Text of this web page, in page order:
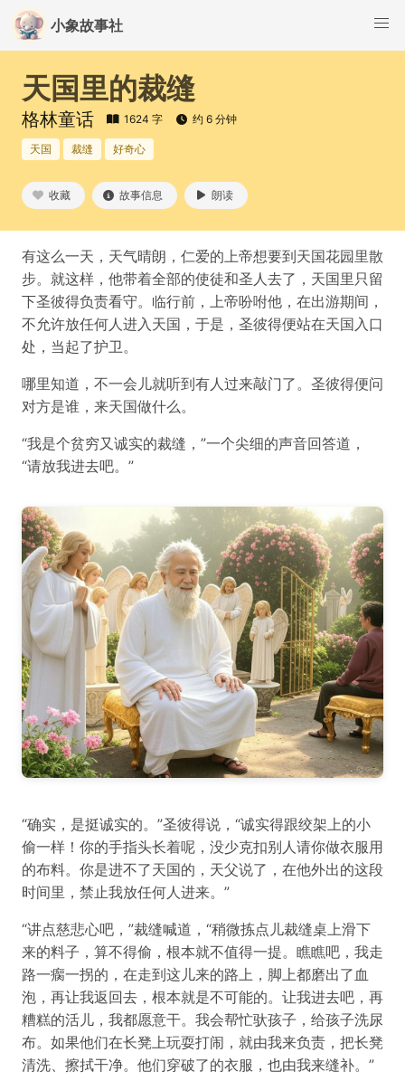
小象故事社
天国里的裁缝
格林童话 1624 字 约 6 分钟
天国 裁缝 好奇心
收藏 故事信息 朗读
有这么一天，天气晴朗，仁爱的上帝想要到天国花园里散
步。就这样，他带着全部的使徒和圣人去了，天国里只留
下圣彼得负责看守。临行前，上帝吩咐他，在出游期间，
不允许放任何人进入天国，于是，圣彼得便站在天国入口
处，当起了护卫。
哪里知道，不一会儿就听到有人过来敲门了。圣彼得便问
对方是谁，来天国做什么。
“我是个贫穷又诚实的裁缝，”一个尖细的声音回答道，
“请放我进去吧。”
“确实，是挺诚实的。”圣彼得说，“诚实得跟绞架上的小
偷一样！你的手指头长着呢，没少克扣别人请你做衣服用
的布料。你是进不了天国的，天父说了，在他外出的这段
时间里，禁止我放任何人进来。”
“讲点慈悲心吧，”裁缝喊道，“稍微拣点儿裁缝桌上滑下
来的料子，算不得偷，根本就不值得一提。瞧瞧吧，我走
路一瘸一拐的，在走到这儿来的路上，脚上都磨出了血
泡，再让我返回去，根本就是不可能的。让我进去吧，再
糟糕的活儿，我都愿意干。我会帮忙驮孩子，给孩子洗尿
布。如果他们在长凳上玩耍打闹，就由我来负责，把长凳
清洗、擦拭干净。他们穿破了的衣服，也由我来缝补。”